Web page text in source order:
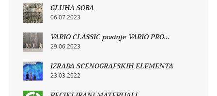
GLUHA SOBA
06.07.2023
VARIO CLASSIC postaje VARIO PRO…
29.06.2023
IZRADA SCENOGRAFSKIH ELEMENTA
23.03.2022